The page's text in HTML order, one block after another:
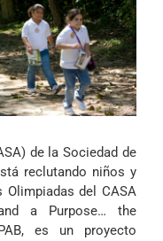
de la Sociedad de
reclutando niños y
del CASA
a Purpose… the
es un proyecto